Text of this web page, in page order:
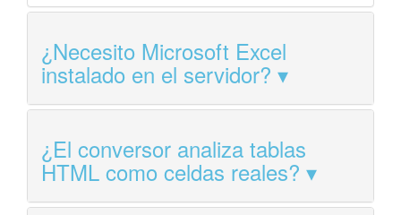
¿Necesito Microsoft Excel
instalado en el servidor?
¿El conversor analiza tablas
HTML como celdas reales?